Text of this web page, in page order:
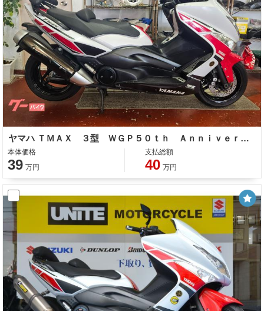
ヤマハ ＴＭＡＸ ３型 ＷＧＰ５０ｔｈ Ａｎｎｉｖｅｒｓａｒｙ Ｅｄｉｔｉｏｎ リアＢＯＸ＆バックレスト ＥＴＣ
本体価格
39 万円
支払総額
40 万円